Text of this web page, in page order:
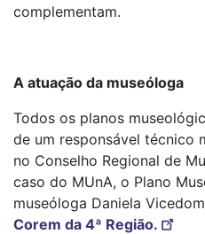
complementam.
A atuação da museóloga
Todos os planos
de um responsável técnico
no Conselho Regional de
caso do MUnA, o Plano
museóloga Daniela
Corem da 4ª Região.